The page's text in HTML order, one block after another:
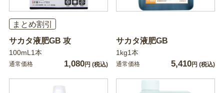
まとめ割引
サカタ液肥GB 攻
100mL1本
通常価格 1,080円 (税込)
サカタ液肥GB
1kg1本
通常価格 5,410円 (税込)